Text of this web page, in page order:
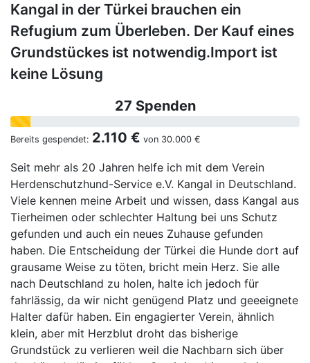
Kangal in der Türkei brauchen ein
Refugium zum Überleben. Der Kauf eines
Grundstückes ist notwendig.Import ist
keine Lösung
27 Spenden
Bereits gespendet: 2.110 € von 30.000 €
Seit mehr als 20 Jahren helfe ich mit dem Verein
Herdenschutzhund-Service e.V. Kangal in Deutschland.
Viele kennen meine Arbeit und wissen, dass Kangal aus
Tierheimen oder schlechter Haltung bei uns Schutz
gefunden und auch ein neues Zuhause gefunden
haben. Die Entscheidung der Türkei die Hunde dort auf
grausame Weise zu töten, bricht mein Herz. Sie alle
nach Deutschland zu holen, halte ich jedoch für
fahrlässig, da wir nicht genügend Platz und geeeignete
Halter dafür haben. Ein engagierter Verein, ähnlich
klein, aber mit Herzblut droht das bisherige
Grundstück zu verlieren weil die Nachbarn sich über